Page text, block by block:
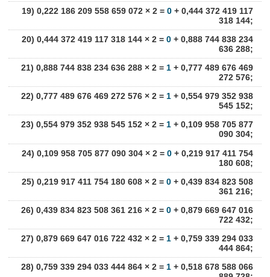
19) 0,222 186 209 558 659 072 × 2 = 0+ 0,444 372 419 117
318 144;
20) 0,444 372 419 117 318 144 × 2 = 0+ 0,888 744 838 234
636 288;
21) 0,888 744 838 234 636 288 × 2 = 1+ 0,777 489 676 469
272 576;
22) 0,777 489 676 469 272 576 × 2 = 1+ 0,554 979 352 938
545 152;
23) 0,554 979 352 938 545 152 × 2 = 1+ 0,109 958 705 877
090 304;
24) 0,109 958 705 877 090 304 × 2 = 0+ 0,219 917 411 754
180 608;
25) 0,219 917 411 754 180 608 × 2 = 0+ 0,439 834 823 508
361 216;
26) 0,439 834 823 508 361 216 × 2 = 0+ 0,879 669 647 016
722 432;
27) 0,879 669 647 016 722 432 × 2 = 1+ 0,759 339 294 033
444 864;
28) 0,759 339 294 033 444 864 × 2 = 1+ 0,518 678 588 066